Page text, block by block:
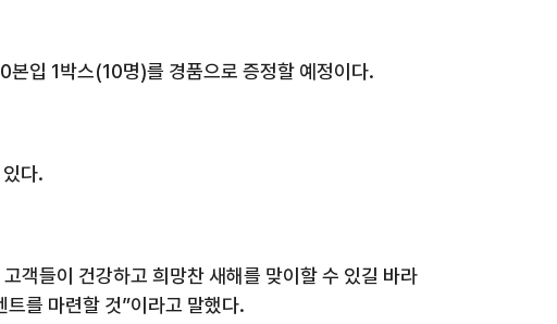
본입 1박스(10명)를 경품으로 증정할 예정이다.
다.
객들이 건강하고 희망찬 새해를 맞이할 수 있길 바라
트를 마련할 것”이라고 말했다.